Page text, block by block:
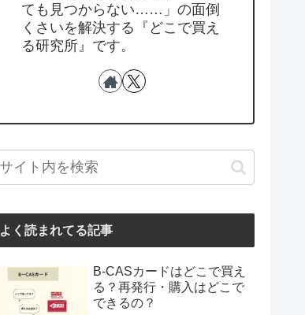
ても見つからない……」の面倒
くさいを解決する『どこで買え
る研究所』です。
よく読まれてる記事
B-CASカードはどこで買え
る？再発行・購入はどこで
できるの？